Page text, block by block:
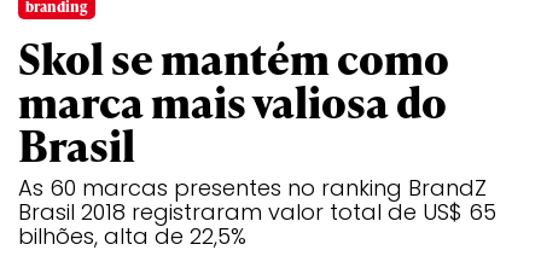
branding
Skol se mantém como
marca mais valiosa do
Brasil
As 60 marcas presentes no ranking BrandZ
Brasil 2018 registraram valor total de US$ 65
bilhões, alta de 22,5%